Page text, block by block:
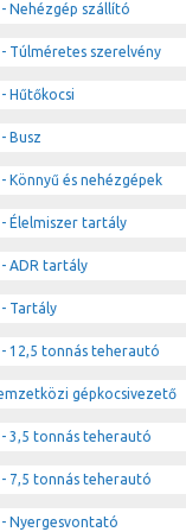
- Nehézgép szállító
- Túlméretes szerelvény
- Hűtőkocsi
- Busz
- Könnyű és nehézgépek
- Élelmiszer tartály
- ADR tartály
- Tartály
- 12,5 tonnás teherautó
gépkocsivezető
- 3,5 tonnás teherautó
- 7,5 tonnás teherautó
- Nyergesvontató